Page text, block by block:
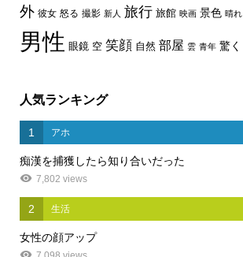
外 彼女 怒る 撮影 新人 旅行 旅館 映画 景色 晴れ
男性 眼鏡 空 笑顔 自然 部屋 雲 青年 驚く
人気ランキング
1 アホ
痴漢を捕獲したら知り合いだった
7,802 views
2 生活
女性の顔アップ